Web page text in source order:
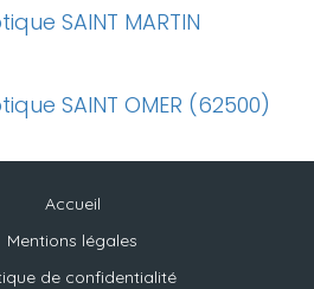
SAINT MARTIN
SAINT OMER (62500)
Accueil
Mentions légales
de confidentialité